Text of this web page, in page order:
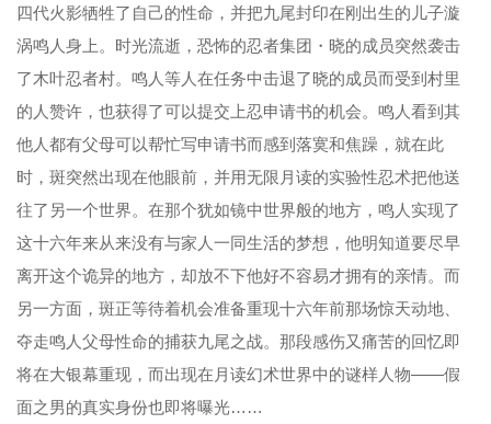
第057集 第058集 第059集 第060集
第064集
第065集 第066集 第067集 第068集
第069集 第070集 第071集 第072集
第077集 第078集 第079集 第080集
第085集 第086集 第087集 第088集
第089集 第090集 第091集 第092集
四代火影牺牲了自己的性命，并把九尾封印在刚出生的儿子漩
涡鸣人身上。时光流逝，恐怖的忍者集团・晓的成员突然袭击
了木叶忍者村。鸣人等人在任务中击退了晓的成员而受到村里
的人赞许，也获得了可以提交上忍申请书的机会。鸣人看到其
他人都有父母可以帮忙写申请书而感到落寞和焦躁，就在此
时，斑突然出现在他眼前，并用无限月读的实验性忍术把他送
往了另一个世界。在那个犹如镜中世界般的地方，鸣人实现了
这十六年来从来没有与家人一同生活的梦想，他明知道要尽早
离开这个诡异的地方，却放不下他好不容易才拥有的亲情。而
另一方面，斑正等待着机会准备重现十六年前那场惊天动地、
夺走鸣人父母性命的捕获九尾之战。那段感伤又痛苦的回忆即
将在大银幕重现，而出现在月读幻术世界中的谜样人物——假
面之男的真实身份也即将曝光……